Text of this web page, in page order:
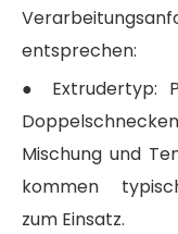
entsprechen:
● Extrudertyp:
Mischung und
kommen
zum Einsatz.